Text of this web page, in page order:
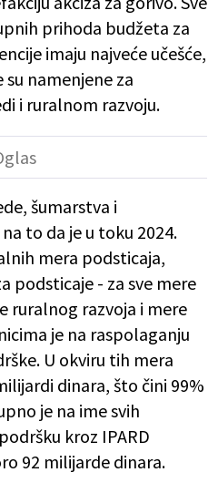
prihoda budžeta za
imaju najveće učešće,
namenjene za
i ruralnom razvoju.
šumarstva i
to da je u toku 2024.
mera podsticaja,
podsticaje - za sve mere
ruralnog razvoja i mere
je na raspolaganju
U okviru tih mera
dinara, što čini 99%
je na ime svih
kroz IPARD
92 milijarde dinara.